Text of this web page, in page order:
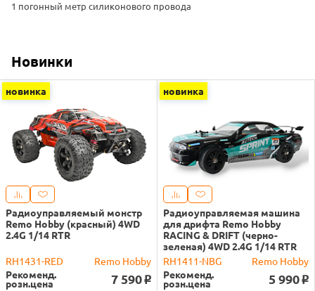
1 погонный метр силиконового провода
Новинки
новинка
Радиоуправляемый монстр
Remo Hobby (красный) 4WD
2.4G 1/14 RTR
RH1431-RED
Remo Hobby
Рекоменд.
розн.цена 7 590 o
новинка
Радиоуправляемая машина
для дрифта Remo Hobby
RACING & DRIFT (черно-
зеленая) 4WD 2.4G 1/14 RTR
RH1411-NBG
Remo Hobby
Рекоменд.
розн.цена 5 990 o